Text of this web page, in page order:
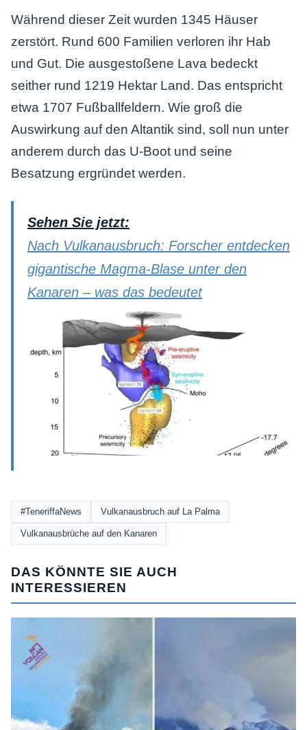
Während dieser Zeit wurden 1345 Häuser
zerstört. Rund 600 Familien verloren ihr Hab
und Gut. Die ausgestoßene Lava bedeckt
seither rund 1219 Hektar Land. Das entspricht
etwa 1707 Fußballfeldern. Wie groß die
Auswirkung auf den Altantik sind, soll nun unter
anderem durch das U-Boot und seine
Besatzung ergründet werden.
Sehen Sie jetzt:
Nach Vulkanausbruch: Forscher entdecken
gigantische Magma-Blase unter den
Kanaren – was das bedeutet
#TeneriffaNews Vulkanausbruch auf La Palma
Vulkanausbrüche auf den Kanaren
DAS KÖNNTE SIE AUCH
INTERESSIEREN